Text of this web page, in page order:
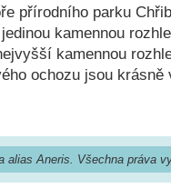
přírodního parku
kamennou
kamennou
ochozu jsou
alias Aneris. Všechna práva